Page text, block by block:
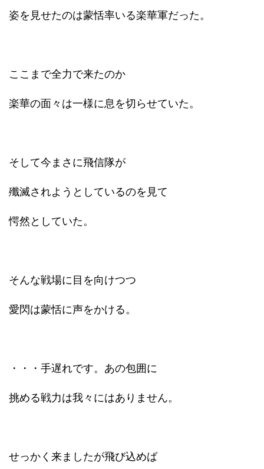
姿を見せたのは蒙恬率いる楽華軍だった。
ここまで全力で来たのか
楽華の面々は一様に息を切らせていた。
そして今まさに飛信隊が
殲滅されようとしているのを見て
愕然としていた。
そんな戦場に目を向けつつ
愛閃は蒙恬に声をかける。
・・・手遅れです。あの包囲に
挑める戦力は我々にはありません。
せっかく来ましたが飛び込めば